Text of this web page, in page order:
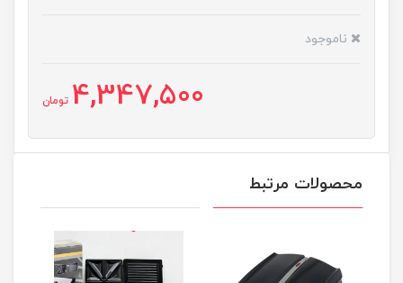
ناموجود
4,347,500 تومان
محصولات مرتبط